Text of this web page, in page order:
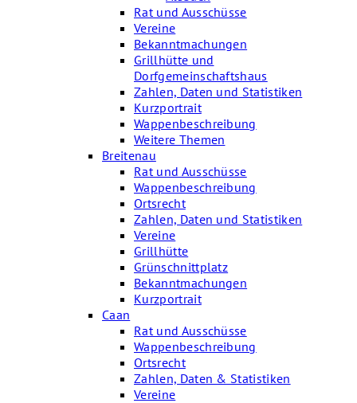
Rat und Ausschüsse
Vereine
Bekanntmachungen
Grillhütte und
Dorfgemeinschaftshaus
Zahlen, Daten und Statistiken
Kurzportrait
Wappenbeschreibung
Weitere Themen
Breitenau
Rat und Ausschüsse
Wappenbeschreibung
Ortsrecht
Zahlen, Daten und Statistiken
Vereine
Grillhütte
Grünschnittplatz
Bekanntmachungen
Kurzportrait
Caan
Rat und Ausschüsse
Wappenbeschreibung
Ortsrecht
Zahlen, Daten & Statistiken
Vereine